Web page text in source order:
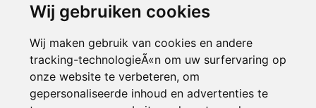
Wij gebruiken cookies
Wij maken gebruik van cookies en andere
tracking-technologieÃ«n om uw surfervaring op
onze website te verbeteren, om
gepersonaliseerde inhoud en advertenties te